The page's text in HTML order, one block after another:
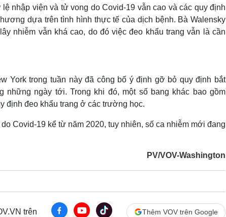
nhập viện và tử vong do Covid-19 vẫn cao và các quy định
dựa trên tình hình thực tế của dịch bệnh. Bà Walensky
nhiễm vẫn khá cao, do đó việc đeo khẩu trang vẫn là cần
York trong tuần này đã công bố ý định gỡ bỏ quy định bắt
ngày tới. Trong khi đó, một số bang khác bao gồm
định đeo khẩu trang ở các trường học.
Covid-19 kể từ năm 2020, tuy nhiên, số ca nhiễm mới đang
PV/VOV-Washington
trên Thêm VOV trên Google